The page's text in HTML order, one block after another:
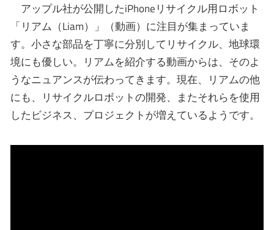
アップル社が公開したiPhoneリサイクル用ロボット
「リアム（Liam）」（動画）に注目が集まっていま
す。小さな部品を丁寧に分別してリサイクル、地球環
境にも優しい。リアムを紹介する動画からは、そのよ
うなニュアンスが伝わってきます。現在、リアムの他
にも、リサイクルロボットの開発、またそれらを使用
したビジネス、プロジェクトが増えているようです。